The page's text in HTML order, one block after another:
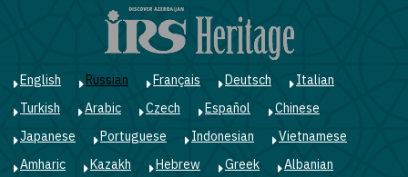
English Russian Français Deutsch
Italian
Turkish
Arabic Czech Español
Chinese
Japanese
Portuguese Indonesian
Vietnamese
Amharic
Kazakh Hebrew Greek
Albanian